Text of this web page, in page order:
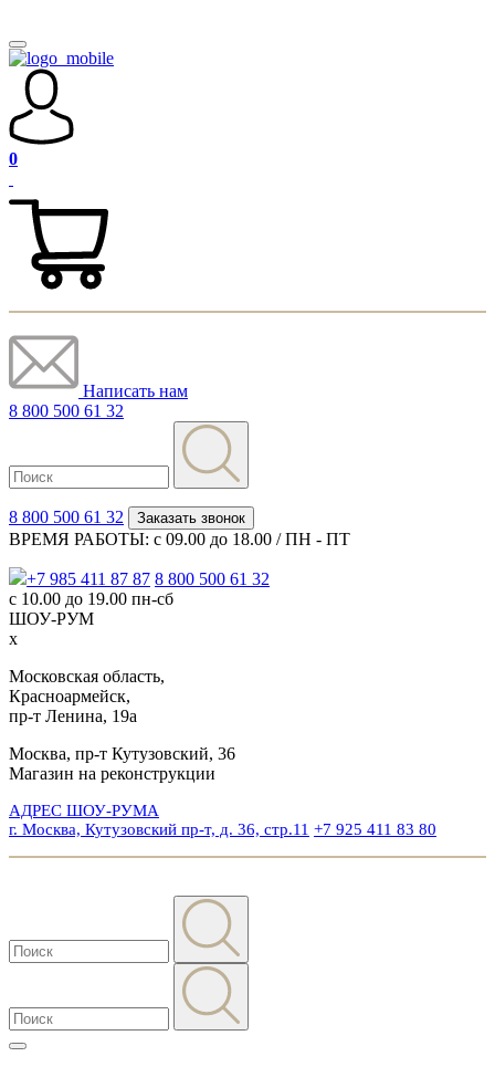
0
Написать нам
8 800 500 61 32
8 800 500 61 32 Заказать звонок
ВРЕМЯ РАБОТЫ: с 09.00 до 18.00 / ПН - ПТ
+7 985 411 87 87 8 800 500 61 32
с 10.00 до 19.00 пн-сб
ШОУ-РУМ
x
Московская область,
Красноармейск,
пр-т Ленина, 19а
Москва, пр-т Кутузовский, 36
Магазин на реконструкции
АДРЕС ШОУ-РУМА
г. Москва, Кутузовский пр-т, д. 36, стр.11 +7 925 411 83 80